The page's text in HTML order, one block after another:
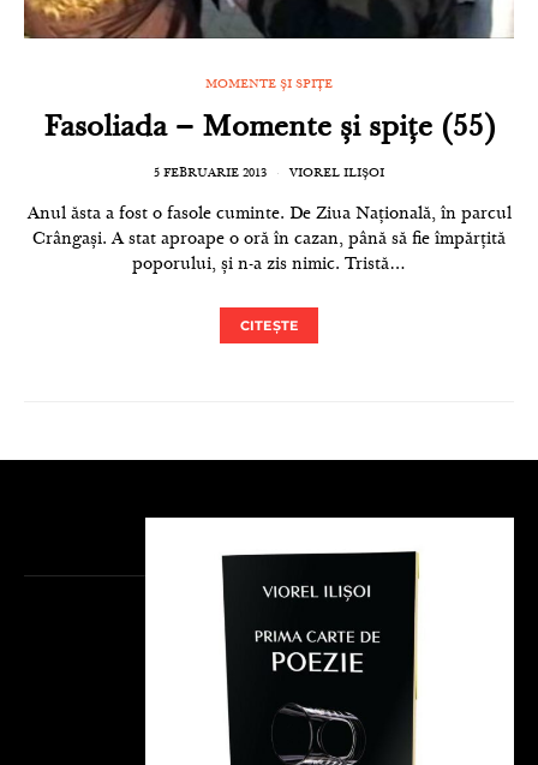
MOMENTE ȘI SPIȚE
Fasoliada – Momente și spițe (55)
5 FEBRUARIE 2013 VIOREL ILIȘOI
Anul ăsta a fost o fasole cuminte. De Ziua Națională, în parcul
Crângași. A stat aproape o oră în cazan, până să fie împărțită
poporului, și n-a zis nimic. Tristă…
CITEȘTE